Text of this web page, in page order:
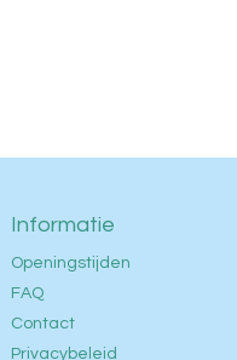
Informatie
Openingstijden
FAQ
Contact
Privacybeleid